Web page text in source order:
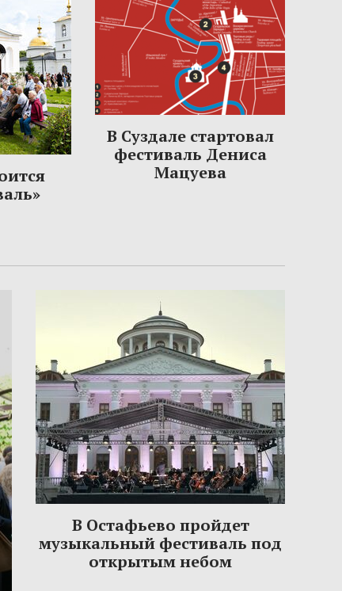
В Суздале стартовал
фестиваль Дениса
Мацуева
В Остафьево пройдет
музыкальный фестиваль под
открытым небом